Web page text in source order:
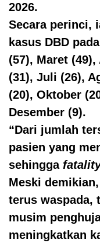
2026.
Secara perinci,
kasus DBD
(57), Maret
(31), Juli (26),
(20), Oktober
Desember (9).
“Dari jumlah
pasien yang
sehingga
Meski
terus waspada,
musim
meningkatkan